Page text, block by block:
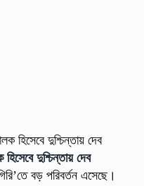
হিসেবে দুশ্চিন্তায় দেব
বড় পরিবর্তন এসেছে।